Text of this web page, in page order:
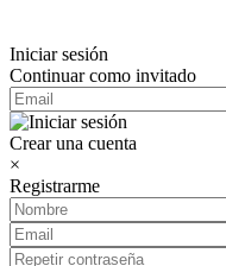
Iniciar sesión
Continuar como invitado
Crear una cuenta
×
Registrarme